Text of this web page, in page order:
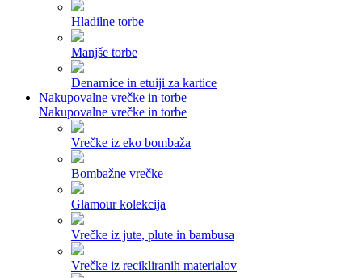
Hladilne torbe
Manjše torbe
Denarnice in etuiji za kartice
Nakupovalne vrečke in torbe
Nakupovalne vrečke in torbe
Vrečke iz eko bombaža
Bombažne vrečke
Glamour kolekcija
Vrečke iz jute, plute in bambusa
Vrečke iz recikliranih materialov